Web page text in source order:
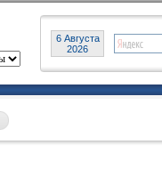
6 Августа
2026